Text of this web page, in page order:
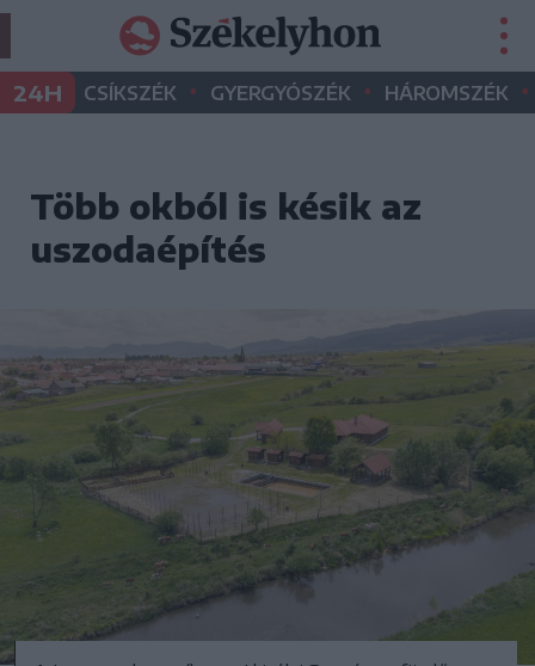
24H CSÍKSZÉK • GYERGYÓSZÉK • HÁROMSZÉK •
Több okból is késik az
uszodaépítés